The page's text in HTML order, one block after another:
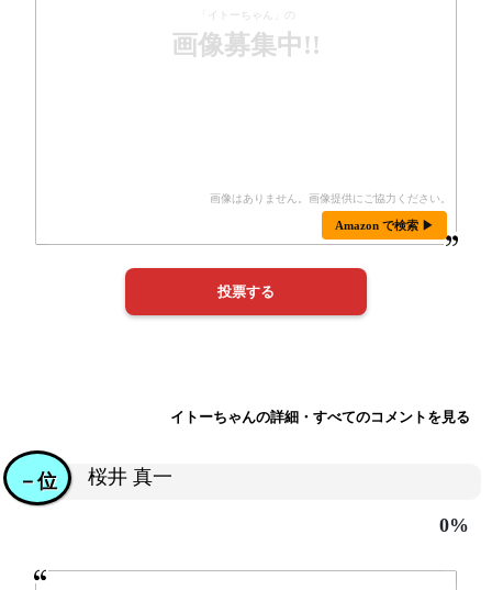
「イトーちゃん」の
画像募集中!!
Amazon で検索 ▶
イトーちゃんの詳細・すべてのコメントを見る
桜井 真一
－位
0%